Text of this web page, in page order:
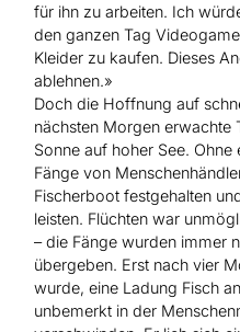
für ihn zu arbeiten. Ich
den ganzen Tag
Kleider zu kaufen. Dieses
ablehnen.»
Doch die Hoffnung auf
nächsten Morgen erwachte
Sonne auf hoher See.
Fänge von
Fischerboot festgehalten
leisten. Flüchten war
– die Fänge wurden immer
übergeben. Erst nach vier
wurde, eine Ladung Fisch
unbemerkt in der